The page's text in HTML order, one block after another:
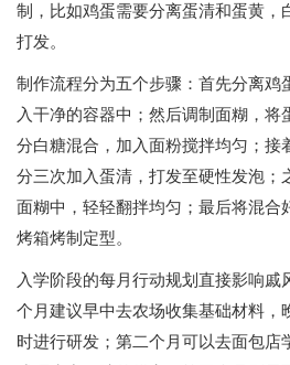
制，比如鸡蛋需要分离蛋清和蛋黄，
打发。
制作流程分为五个步骤：首先分离鸡
入干净的容器中；然后调制面糊，将
分白糖混合，加入面粉搅拌均匀；接
分三次加入蛋清，打发至硬性发泡；
面糊中，轻轻翻拌均匀；最后将混合
烤箱烤制定型。
入学阶段的每月行动规划直接影响戚
个月建议早中去农场收集基础材料，
时进行研发；第二个月可以去面包店